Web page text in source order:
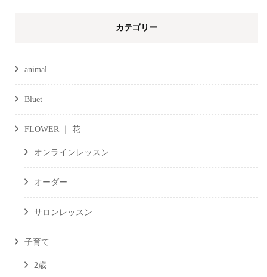
カテゴリー
animal
Bluet
FLOWER ｜ 花
オンラインレッスン
オーダー
サロンレッスン
子育て
2歳